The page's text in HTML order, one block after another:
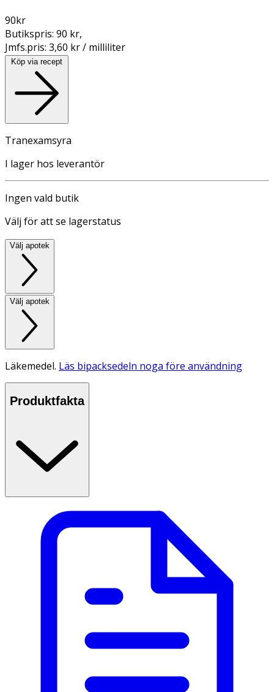
90kr
Butikspris: 90 kr,
Jmfs.pris: 3,60 kr / milliliter
Köp via recept
Tranexamsyra
I lager hos leverantör
Ingen vald butik
Välj för att se lagerstatus
Välj apotek
Välj apotek
Läkemedel. Läs bipacksedeln noga före användning
Produktfakta